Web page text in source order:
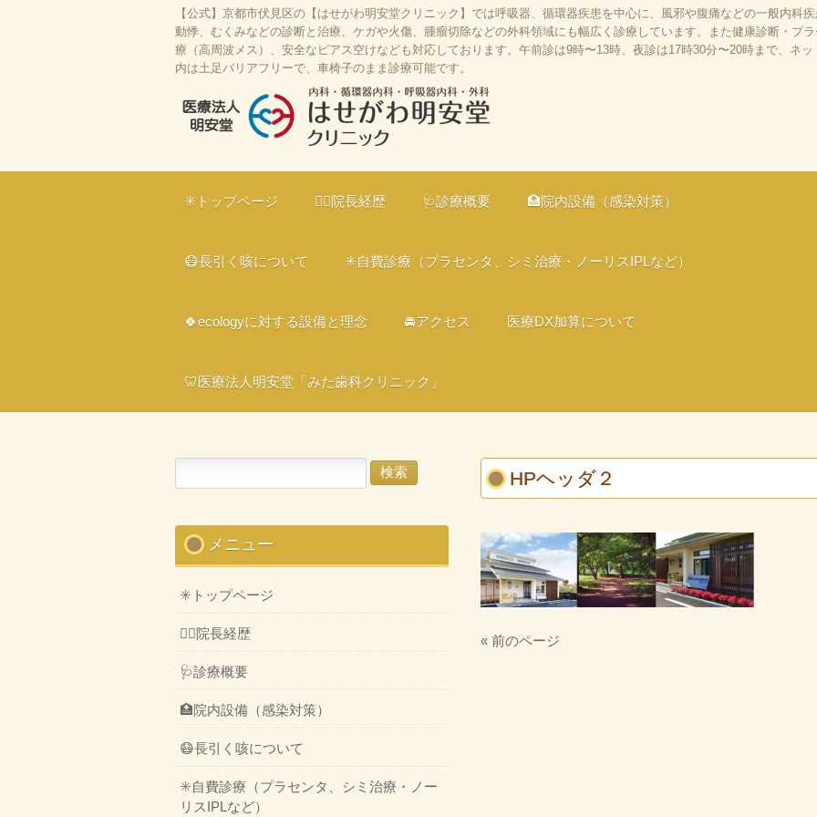
【公式】京都市伏見区の【はせがわ明安堂クリニック】では呼吸器、循環器疾患を中心に、風邪や腹痛などの一般内科
動悸、むくみなどの診断と治療、ケガや火傷、腫瘤切除などの外科領域にも幅広く診療しています。また健康診断・プ
療（高周波メス）、安全なピアス空けなども対応しております。午前診は9時〜13時、夜診は17時30分〜20時まで、ネ
内は土足バリアフリーで、車椅子のまま診療可能です。
はせがわ明安堂クリニックの公式HP、京都市伏見
区の内科、呼吸器科、循環器科、外科の診療、オン
ライン診療、駐車場10台、web予約、バリアフリ
✳️トップページ 👨‍⚕️院長経歴 🩺診療概要 🏥院内設備（感染対策）
😷長引く咳について ✳️自費診療（プラセンタ、シミ治療・ノーリスIPLなど）
🍀ecologyに対する設備と理念 🚘アクセス 医療DX加算について
🦷医療法人明安堂「みた歯科クリニック」
HPヘッダ２
« 前のページ
索:
メニュー
✳️トップページ
👨‍⚕️院長経歴
🩺診療概要
🏥院内設備（感染対策）
😷長引く咳について
✳️自費診療（プラセンタ、シミ治療・ノー
リスIPLなど）